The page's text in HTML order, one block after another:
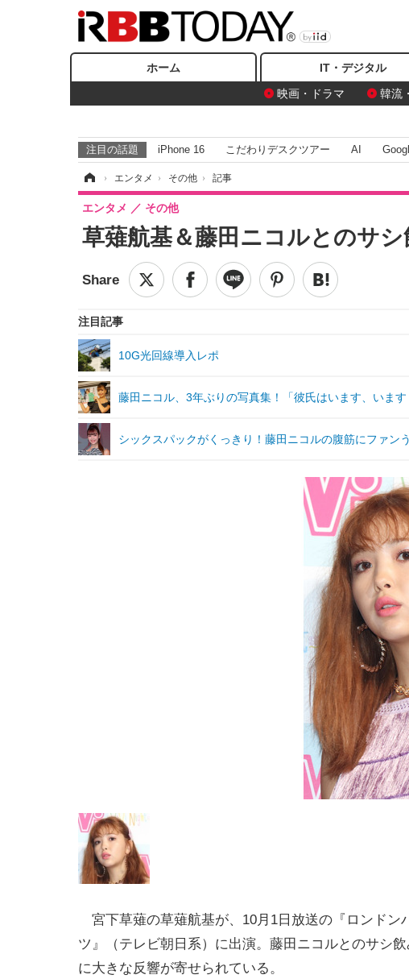
ホーム IT・デジタル
映画・ドラマ
韓流
注目の話題 iPhone 16 こだわりデスクツアー AI
› エンタメ › その他 › 記事
草薙航基＆藤田ニコルとのサシ
エンタメ その他
注目記事
10G光回線導入レポ
藤田ニコル、3年ぶりの写真集！「彼氏はいます、います
シックスパックがくっきり！藤田ニコルの腹筋にファン
宮下草薙の草薙航基が、10月1日放送の『ロンドン
ツ』（テレビ朝日系）に出演。藤田ニコルとのサシ
に大きな反響が寄せられている。